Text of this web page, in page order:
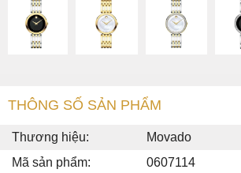
THÔNG SỐ SẢN PHẨM
Thương hiệu:
Movado
Mã sản phẩm:
0607114